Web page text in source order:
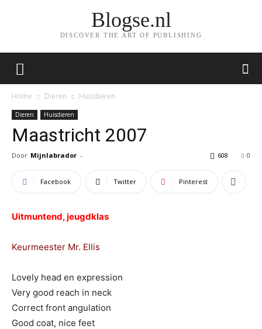
Blogse.nl
DISCOVER THE ART OF PUBLISHING
Home Dieren Huisdieren
Dieren Huisdieren
Maastricht 2007
Door Mijnlabrador - 0
608
Facebook Twitter Pinterest
Uitmuntend, jeugdklas
Keurmeester Mr. Ellis
Lovely head en expression
Very good reach in neck
Correct front angulation
Good coat, nice feet